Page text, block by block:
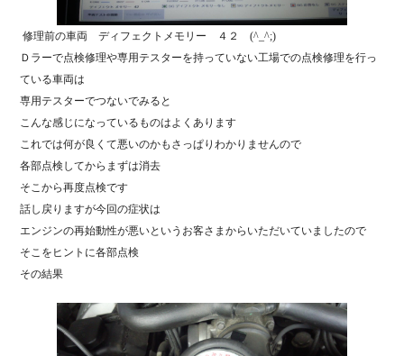
修理前の車両 ディフェクトメモリー ４２ (^_^;)
Ｄラーで点検修理や専用テスターを持っていない工場での点検修理を行っ
ている車両は
専用テスターでつないでみると
こんな感じになっているものはよくあります
これでは何が良くて悪いのかもさっぱりわかりませんので
各部点検してからまずは消去
そこから再度点検です
話し戻りますが今回の症状は
エンジンの再始動性が悪いというお客さまからいただいていましたので
そこをヒントに各部点検
その結果